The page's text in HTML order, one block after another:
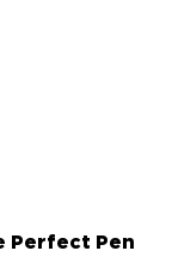
Perfect Pen